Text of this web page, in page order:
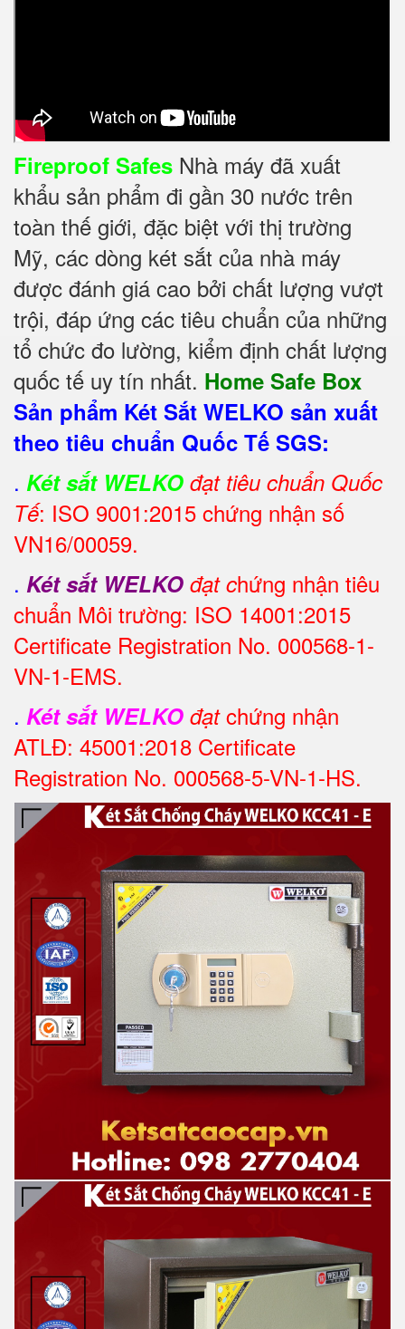
Fireproof Safes Nhà máy đã xuất
khẩu sản phẩm đi gần 30 nước trên
toàn thế giới, đặc biệt với thị trường
Mỹ, các dòng két sắt của nhà máy
được đánh giá cao bởi chất lượng vượt
trội, đáp ứng các tiêu chuẩn của những
tổ chức đo lường, kiểm định chất lượng
quốc tế uy tín nhất. Home Safe Box
Sản phẩm Két Sắt WELKO sản xuất
theo tiêu chuẩn Quốc Tế SGS:
. Két sắt WELKO đạt tiêu chuẩn Quốc
Tế: ISO 9001:2015 chứng nhận số
VN16/00059.
. Két sắt WELKO đạt chứng nhận tiêu
chuẩn Môi trường: ISO 14001:2015
Certificate Registration No. 000568-1-
VN-1-EMS.
. Két sắt WELKO đạtchứng nhận
ATLĐ: 45001:2018 Certificate
Registration No. 000568-5-VN-1-HS.